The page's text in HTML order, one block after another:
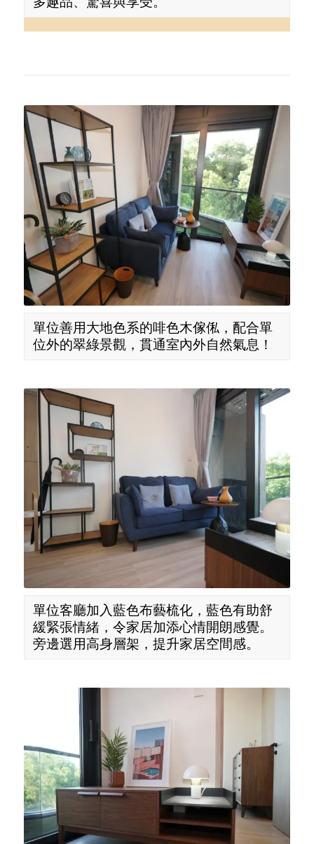
單位善用大地色系的啡色木傢俬，配合單
位外的翠綠景觀，貫通室內外自然氣息！
單位客廳加入藍色布藝梳化，藍色有助舒
緩緊張情緒，令家居加添心情開朗感覺。
旁邊選用高身層架，提升家居空間感。